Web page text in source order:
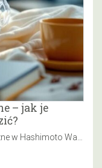
– jak je
Spis treści Najczęstsze objawy psychiczne w Hashimoto Wahania nastroju w Hashimoto – jak się objawiają? Hashimoto objawy psychiczne – problemy…